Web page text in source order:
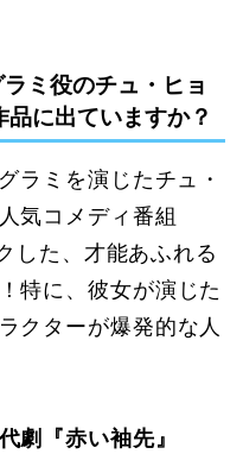
ミ役のチュ・ヒョ
に出ていますか？
ラミを演じたチュ・
気コメディ番組
した、才能あふれる
特に、彼女が演じた
クターが爆発的な人
劇『赤い袖先』